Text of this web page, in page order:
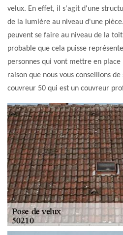
velux. En effet, il s'agit d'une
de la lumière au niveau d'une
peuvent se faire au niveau de la
probable que cela puisse
personnes qui vont mettre en
raison que nous vous conseillons
couvreur 50 qui est un couvreur